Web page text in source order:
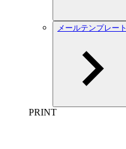
メールテンプレート
PRINT